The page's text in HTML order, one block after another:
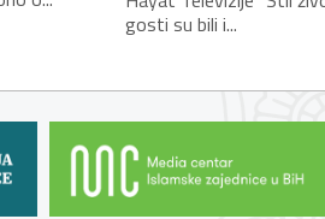
gosti su bili i...